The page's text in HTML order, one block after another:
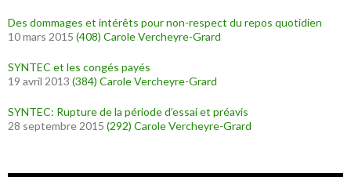
Des dommages et intérêts pour non-respect du repos quotidien
10 mars 2015 (408) Carole Vercheyre-Grard
SYNTEC et les congés payés
19 avril 2013 (384) Carole Vercheyre-Grard
SYNTEC: Rupture de la période d’essai et préavis
28 septembre 2015 (292) Carole Vercheyre-Grard